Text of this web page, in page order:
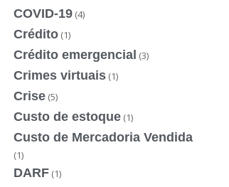
COVID-19 (4)
Crédito (1)
Crédito emergencial (3)
Crimes virtuais (1)
Crise (5)
Custo de estoque (1)
Custo de Mercadoria Vendida
(1)
DARF (1)